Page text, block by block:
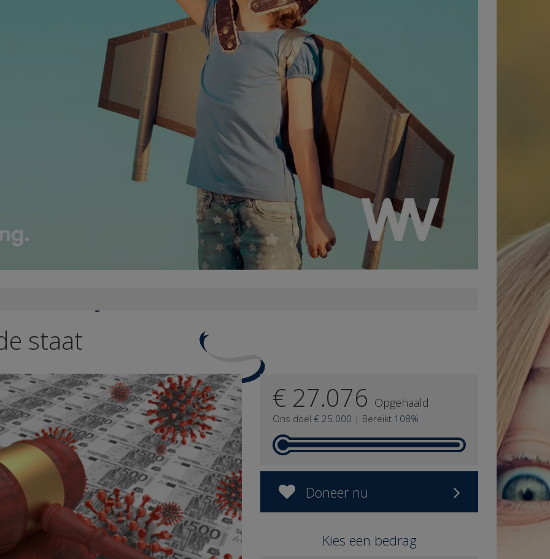
staat
€ 27.076 Opgehaald
Ons doel € 25.000 | Bereikt 108%
Doneer nu
Kies een bedrag